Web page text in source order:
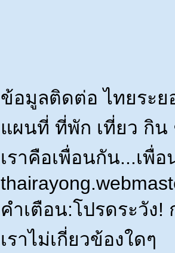
ข้อมูลติดต่อ ไทยระ
แผนที่ ที่พัก เที่ยว กิ
เราคือเพื่อนกัน...เพื่
คำเตือน:โปรดระวัง
เราไม่เกี่ยวข้องใดๆ